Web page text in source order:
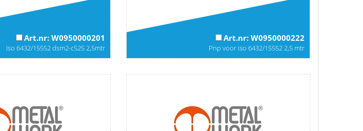
Art.nr: W0950000201
Iso 6432/15552 dsm2-c525 2,5mtr
Art.nr: W0950000222
Pnp voor iso 6432/15552 2,5 mtr